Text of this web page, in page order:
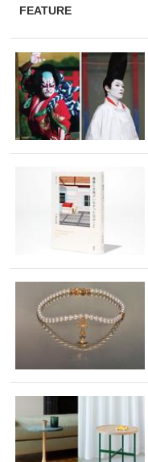
FEATURE